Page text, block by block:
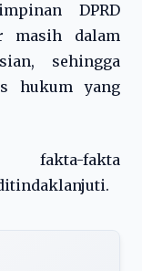
DPRD
masih dalam
sehingga
hukum yang
fakta-fakta